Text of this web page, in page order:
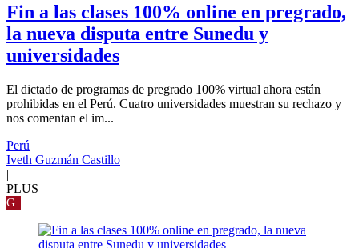
Fin a las clases 100% online en pregrado,
la nueva disputa entre Sunedu y
universidades
El dictado de programas de pregrado 100% virtual ahora están
prohibidas en el Perú. Cuatro universidades muestran su rechazo y
nos comentan el im...
Perú
Iveth Guzmán Castillo
|
PLUS
G